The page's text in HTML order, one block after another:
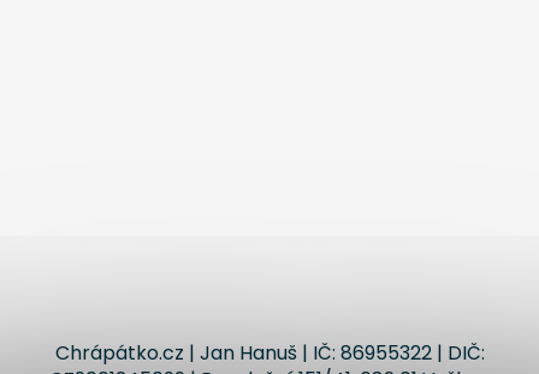
Chrápátko.cz | Jan Hanuš | IČ: 86955322 | DIČ: